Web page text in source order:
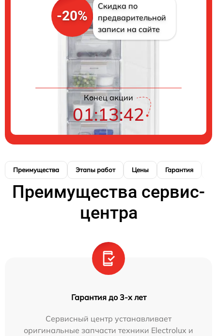
-20%
Скидка по
предварительной
записи на сайте
Цены на ремонт
Конец акции
01:13:41
Преимущества Этапы работ Цены Гарантия
Преимущества сервис-
центра
Гарантия до 3-х лет
Сервисный центр устанавливает
оригинальные запчасти техники Electrolux и